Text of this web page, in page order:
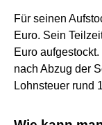
Für seinen
Euro. Sein
Euro
nach Abzug der
Lohnsteuer rund